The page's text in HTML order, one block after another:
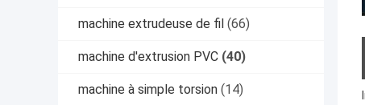
machine extrudeuse de fil (66)
machine d'extrusion PVC (40)
machine à simple torsion (14)